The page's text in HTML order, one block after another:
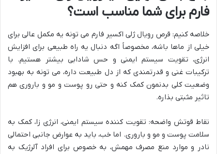
فارم برای شما مناسب است؟
خلاصه کنیم: قرص رویال ژلی اکسیر فارم می تونه یه مکمل عالی برای
خیلی از ماها باشه، مخصوصاً اگه دنبال یه راه طبیعی برای افزایش
انرژی، تقویت سیستم ایمنی و حس شادابی بیشتر هستیم. با
ترکیبات غنی و قدرتمندی که از دل طبیعت داره، می تونه به بهبود
وضعیت کلی بدنمون کمک کنه و حتی رو پوست و مو و باروری هم
تاثیر مثبتی بذاره.
نقاط قوتش واضحه: تقویت کننده سیستم ایمنی، انرژی زا، کمک به
سلامت پوست و مو و باروری. اما خب، باید به عوارض جانبی احتمالی
نادر و موارد منع مصرف مهمش، به خصوص برای افراد آلرژیک به